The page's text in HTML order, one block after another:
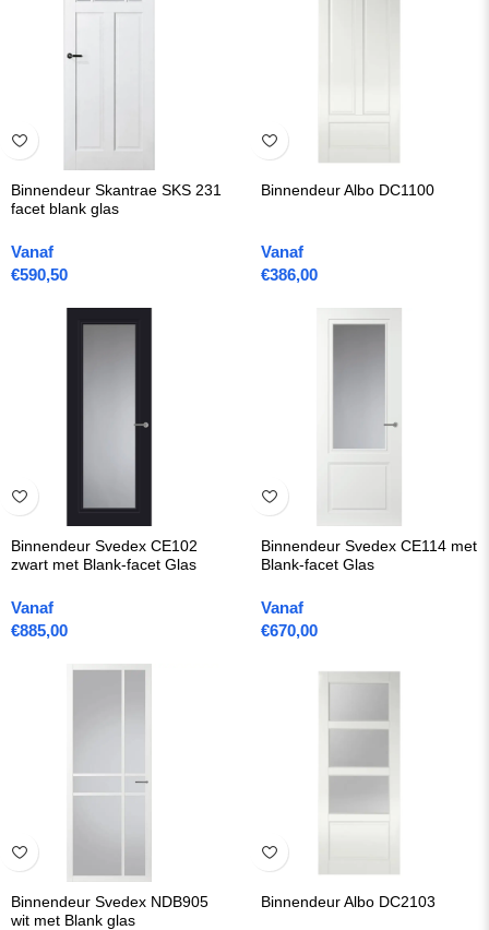
Binnendeur Skantrae SKS 231
facet blank glas
Vanaf
€590,50
Binnendeur Albo DC1100
Vanaf
€386,00
Binnendeur Svedex CE102
zwart met Blank-facet Glas
Vanaf
€885,00
Binnendeur Svedex CE114 met
Blank-facet Glas
Vanaf
€670,00
Binnendeur Svedex NDB905
wit met Blank glas
Binnendeur Albo DC2103